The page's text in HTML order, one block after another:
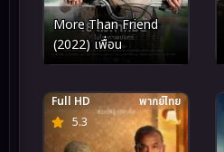
More Than Friend
(2022) เพื่อน
5.3
Full HD พากย์ไทย